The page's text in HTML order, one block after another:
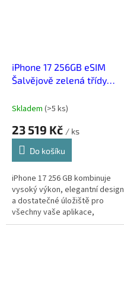
iPhone 17 256GB eSIM
Šalvějově zelená třídy
Skladem (>5 ks)
23 519 Kč / ks
Do košíku
iPhone 17 256 GB kombinuje
vysoký výkon, elegantní design
a dostatečné úložiště pro
všechny vaše aplikace,
fotografie a videa. Ideální pro